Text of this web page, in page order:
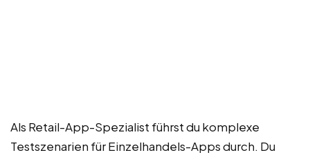
Als Retail-App-Spezialist führst du komplexe
Testszenarien für Einzelhandels-Apps durch. Du